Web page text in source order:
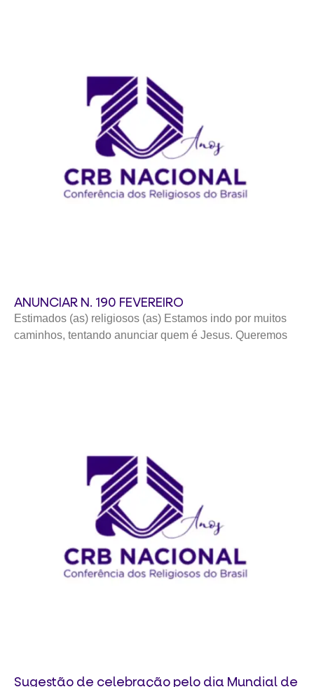
ANUNCIAR N. 190 FEVEREIRO
Estimados (as) religiosos (as) Estamos indo por muitos
caminhos, tentando anunciar quem é Jesus. Queremos
Sugestão de celebração pelo dia Mundial de